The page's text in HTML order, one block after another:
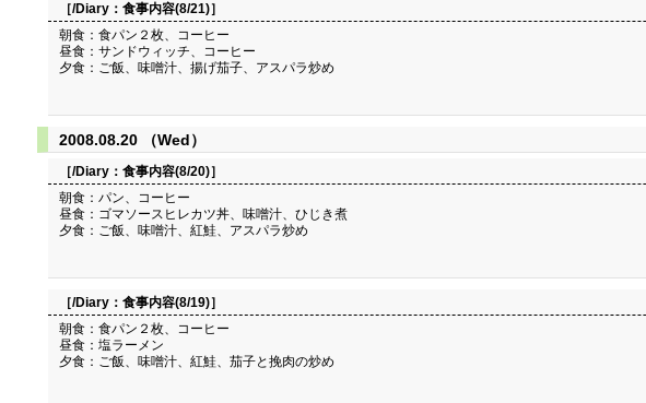
［/Diary： 食事内容(8/21)］
朝食：食パン２枚、コーヒー
昼食：サンドウィッチ、コーヒー
夕食：ご飯、味噌汁、揚げ茄子、アスパラ炒め
2008.08.20 （Wed）
［/Diary： 食事内容(8/20)］
朝食：パン、コーヒー
昼食：ゴマソースヒレカツ丼、味噌汁、ひじき煮
夕食：ご飯、味噌汁、紅鮭、アスパラ炒め
［/Diary： 食事内容(8/19)］
朝食：食パン２枚、コーヒー
昼食：塩ラーメン
夕食：ご飯、味噌汁、紅鮭、茄子と挽肉の炒め